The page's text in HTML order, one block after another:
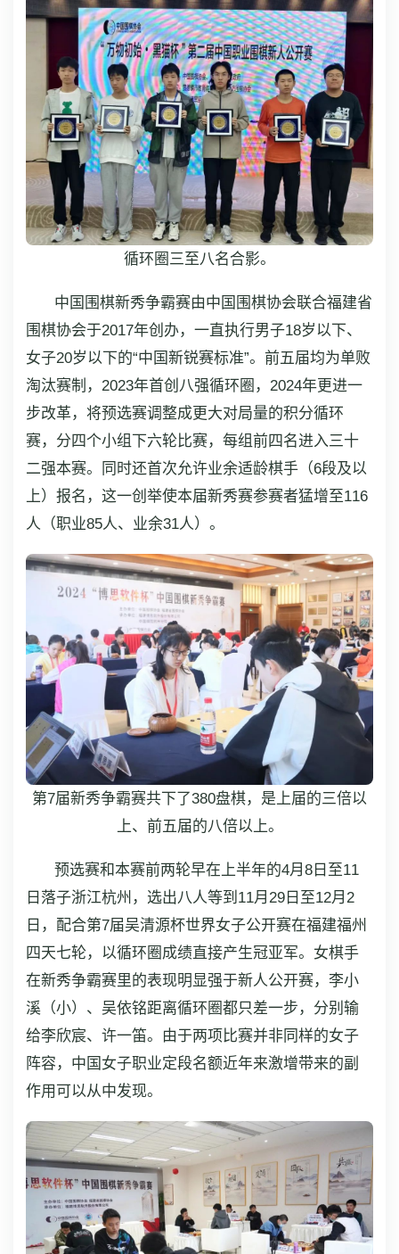
循环圈三至八名合影。
中国围棋新秀争霸赛由中国围棋协会联合福建省
围棋协会于2017年创办，一直执行男子18岁以下、
女子20岁以下的“中国新锐赛标准”。前五届均为单败
淘汰赛制，2023年首创八强循环圈，2024年更进一
步改革，将预选赛调整成更大对局量的积分循环
赛，分四个小组下六轮比赛，每组前四名进入三十
二强本赛。同时还首次允许业余适龄棋手（6段及以
上）报名，这一创举使本届新秀赛参赛者猛增至116
人（职业85人、业余31人）。
第7届新秀争霸赛共下了380盘棋，是上届的三倍以
上、前五届的八倍以上。
预选赛和本赛前两轮早在上半年的4月8日至11
日落子浙江杭州，选出八人等到11月29日至12月2
日，配合第7届吴清源杯世界女子公开赛在福建福州
四天七轮，以循环圈成绩直接产生冠亚军。女棋手
在新秀争霸赛里的表现明显强于新人公开赛，李小
溪（小）、吴依铭距离循环圈都只差一步，分别输
给李欣宸、许一笛。由于两项比赛并非同样的女子
阵容，中国女子职业定段名额近年来激增带来的副
作用可以从中发现。